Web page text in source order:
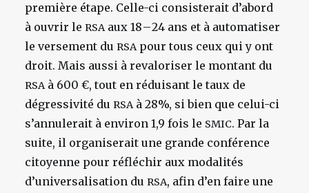
première étape. Celle-ci consisterait d’abord
à ouvrir le RSAaux 18 – 24 ans et à automatiser
le versement du RSApour tous ceux qui y ont
droit. Mais aussi à revaloriser le montant du
RSAà 600 €, tout en réduisant le taux de
dégressivité du RSAà 28%, si bien que celui-ci
s’annulerait à environ 1,9 fois le SMIC. Par la
suite, il organiserait une grande conférence
citoyenne pour réfléchir aux modalités
d’universalisation du RSA, afin d’en faire une